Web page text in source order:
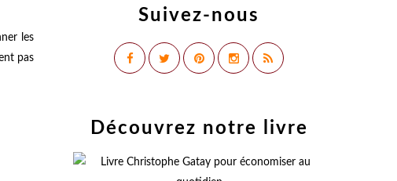
les
pas
Suivez-nous
Découvrez notre livre